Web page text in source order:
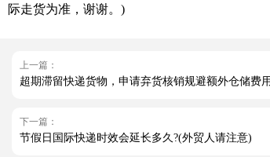
际走货为准，谢谢。)
上一篇：
超期滞留快递货物，申请弃货核销规避额外仓储费
下一篇：
节假日国际快递时效会延长多久?(外贸人请注意)